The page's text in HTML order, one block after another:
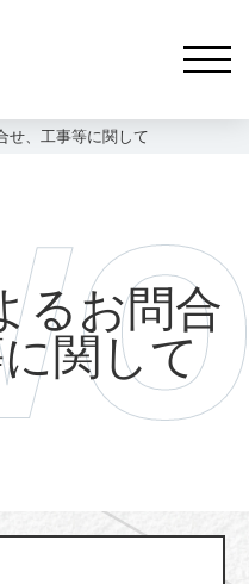
せ、工事等に関して
るお問合
関して